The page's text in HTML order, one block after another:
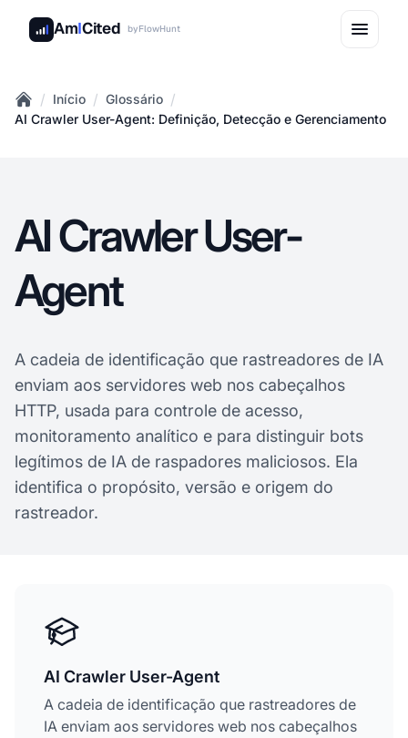
AmICited byFlowHunt
Home
/ Início / Glossário /
AI Crawler User-Agent: Definição, Detecção e Gerenciamento
AI Crawler User-
Agent
A cadeia de identificação que rastreadores de IA
enviam aos servidores web nos cabeçalhos
HTTP, usada para controle de acesso,
monitoramento analítico e para distinguir bots
legítimos de IA de raspadores maliciosos. Ela
identifica o propósito, versão e origem do
rastreador.
AI Crawler User-Agent
A cadeia de identificação que rastreadores de
IA enviam aos servidores web nos cabeçalhos